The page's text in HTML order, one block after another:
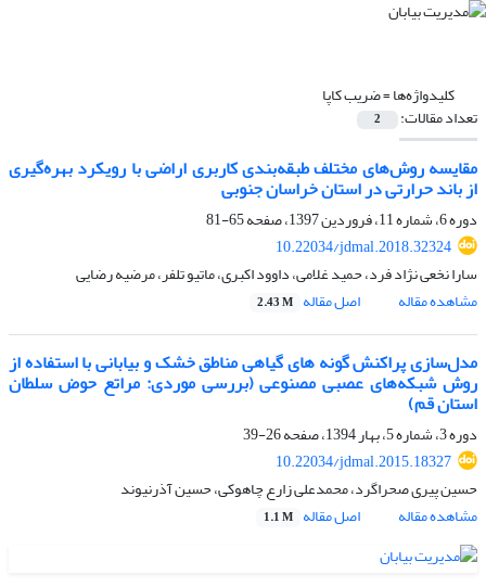
کلیدواژه‌ها =ضریب کاپا
تعداد مقالات: 2
مقایسه روش‌های مختلف طبقه‌بندی کاربری اراضی با رویکرد بهره‌گیری
از باند حرارتی در استان خراسان جنوبی
دوره 6، شماره 11، فروردین 1397، صفحه
65-81
10.22034/jdmal.2018.32324
سارا نخعی نژاد فرد، حمید غلامی، داوود اکبری، ماتیو تلفر، مرضیه رضایی
مشاهده مقاله
اصل مقاله 2.43 M
مدل‌سازی پراکنش گونه های گیاهی مناطق خشک و بیابانی با استفاده از
روش شبکه‌های عصبی مصنوعی (بررسی موردی: مراتع حوض سلطان
استان قم)
دوره 3، شماره 5، بهار 1394، صفحه
26-39
10.22034/jdmal.2015.18327
حسین پیری صحراگرد، محمدعلی زارع چاهوکی، حسین آذرنیوند
مشاهده مقاله
اصل مقاله 1.1 M